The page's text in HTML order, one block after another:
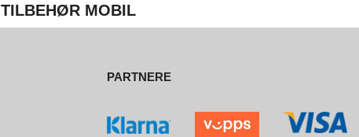
MOBIL
PARTNERE